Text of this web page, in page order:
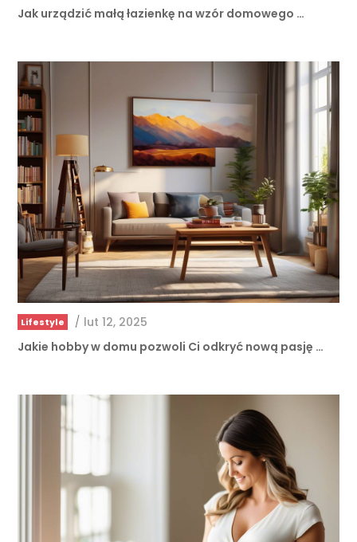
Lifestyle /
lut 12, 2025
Jakie hobby w domu pozwoli Ci odkryć nową pasję …